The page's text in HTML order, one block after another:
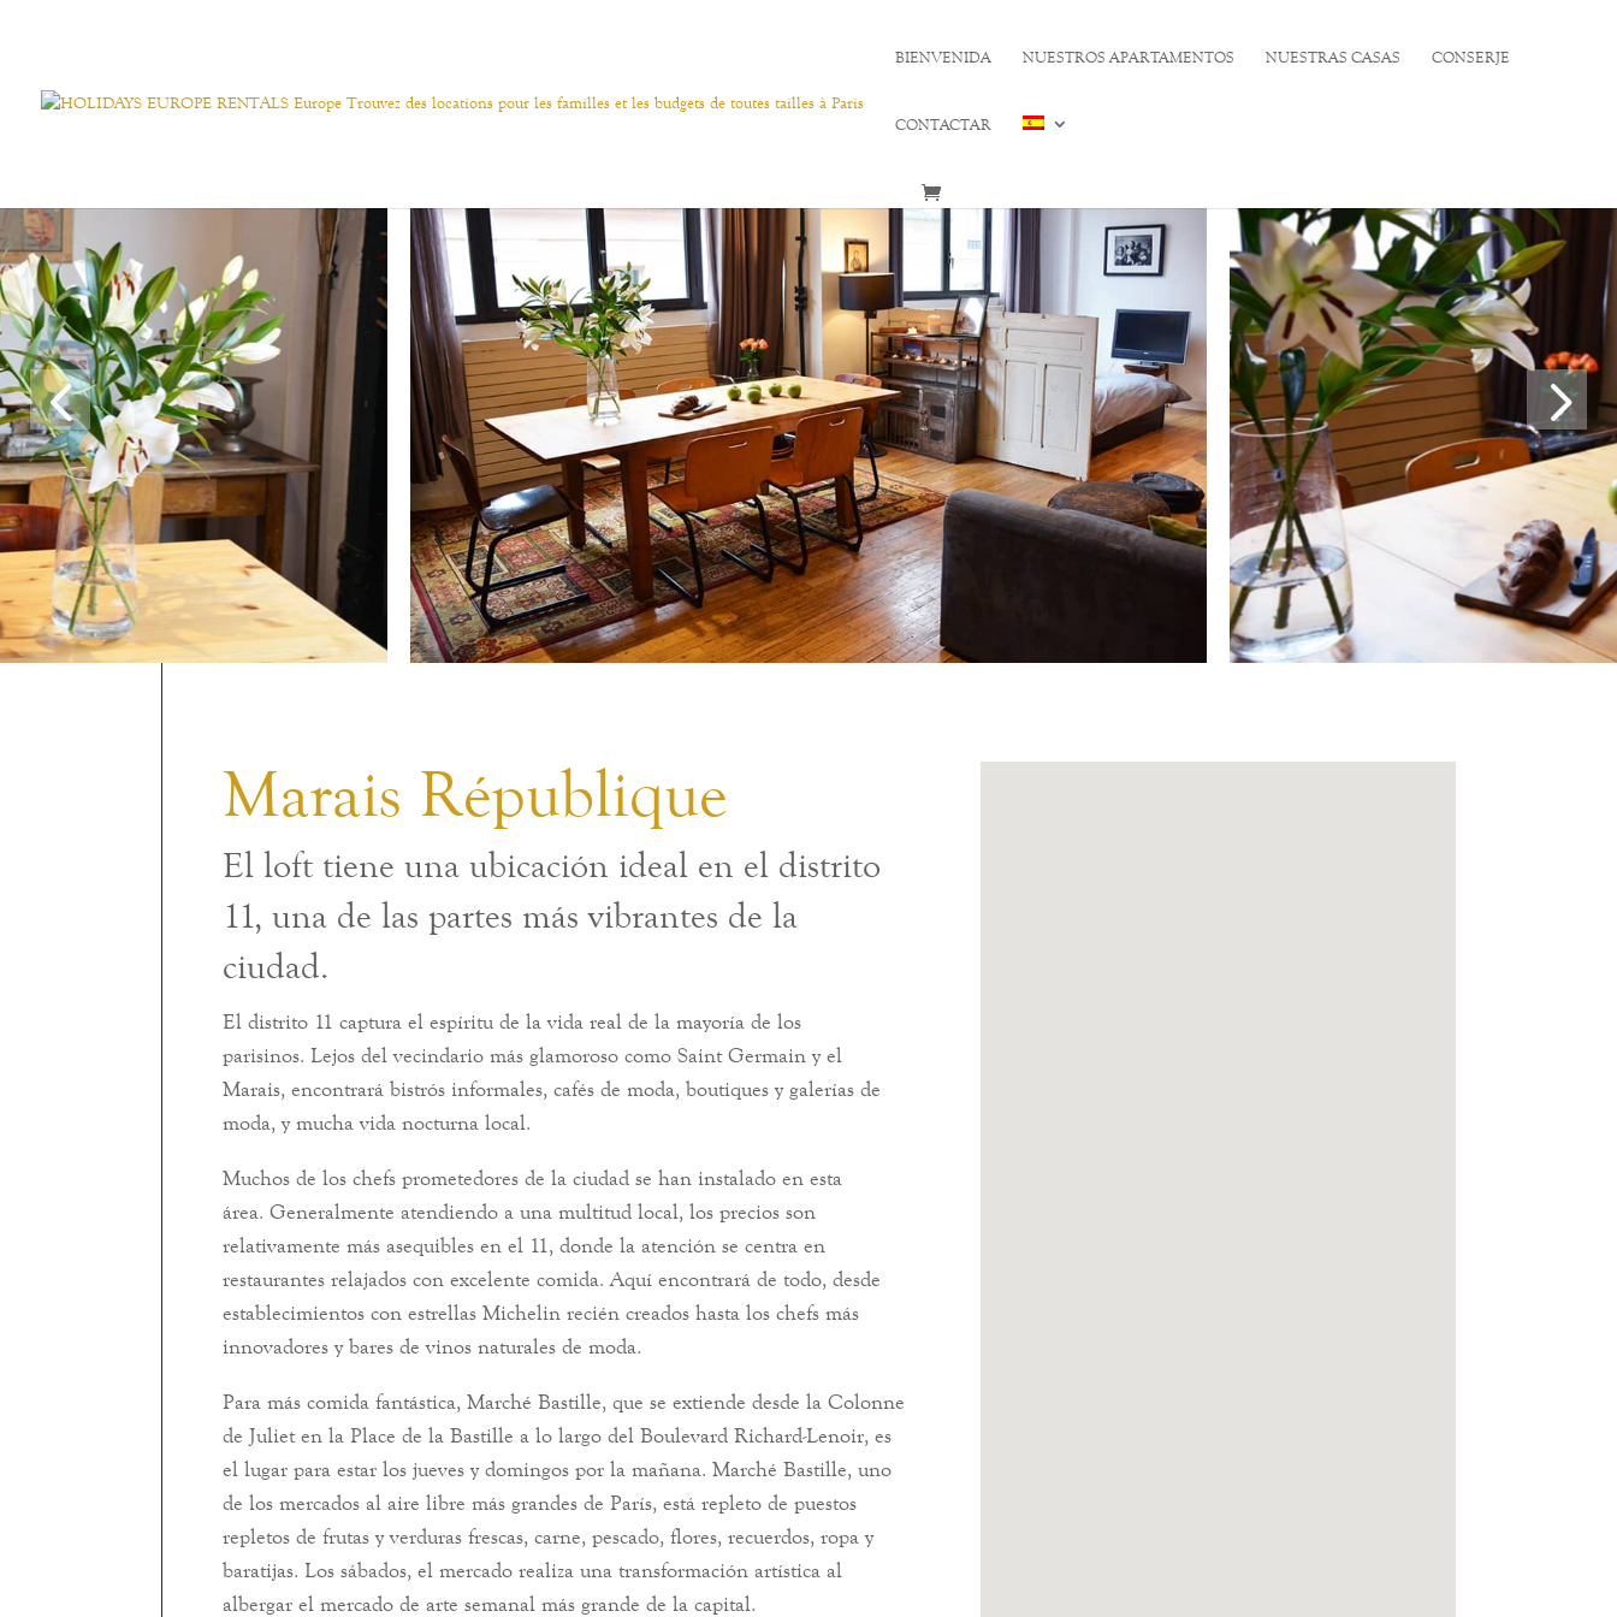
BIENVENIDA NUESTROS APARTAMENTOS NUESTRAS CASAS CONSERJE
CONTACTAR
Marais République
El loft tiene una ubicación ideal en el distrito
11, una de las partes más vibrantes de la
ciudad.
El distrito 11 captura el espíritu de la vida real de la mayoría de los
parisinos. Lejos del vecindario más glamoroso como Saint Germain y el
Marais, encontrará bistrós informales, cafés de moda, boutiques y galerías de
moda, y mucha vida nocturna local.
Muchos de los chefs prometedores de la ciudad se han instalado en esta
área. Generalmente atendiendo a una multitud local, los precios son
relativamente más asequibles en el 11, donde la atención se centra en
restaurantes relajados con excelente comida. Aquí encontrará de todo, desde
establecimientos con estrellas Michelin recién creados hasta los chefs más
innovadores y bares de vinos naturales de moda.
Para más comida fantástica, Marché Bastille, que se extiende desde la Colonne
de Juliet en la Place de la Bastille a lo largo del Boulevard Richard-Lenoir, es
el lugar para estar los jueves y domingos por la mañana. Marché Bastille, uno
de los mercados al aire libre más grandes de París, está repleto de puestos
repletos de frutas y verduras frescas, carne, pescado, flores, recuerdos, ropa y
baratijas. Los sábados, el mercado realiza una transformación artística al
albergar el mercado de arte semanal más grande de la capital.